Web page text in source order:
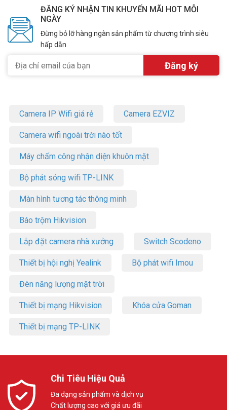
– Điện năng tiêu thụ: 6.5W
– Nhiệt độ hoạt động: 0°C~40°C
– Kích thước: 110.0 × 65.8 × 75.2 mm
– Sản xuất tại: Trung Quốc
– Thương hiệu của: Trung Quốc
– Bảo hành: 24 tháng
– Hướng dẫn cài đặt nhanh
giá tốt nhất. Tham khảo thêm thông tin tại
ĐĂNG KÝ NHẬN TIN KHUYẾN MÃI HOT MỖI
NGÀY
Đừng bỏ lỡ hàng ngàn sản phẩm từ chương trình siêu
hấp dẫn
Camera IP Wifi giá rẻ Camera EZVIZ
Camera wifi ngoài trời nào tốt
Máy chấm công nhận diện khuôn mặt
Bộ phát sóng wifi TP-LINK
Màn hình tương tác thông minh
Báo trộm Hikvision
Lắp đặt camera nhà xưởng Switch Scodeno
Thiết bị hội nghị Yealink Bộ phát wifi Imou
Đèn năng lượng mặt trời
Thiết bị mạng Hikvision Khóa cửa Goman
Thiết bị mạng TP-LINK
Chi Tiêu Hiệu Quả
Đa dạng sản phẩm và dịch vụ
Chất lượng cao với giá ưu đãi